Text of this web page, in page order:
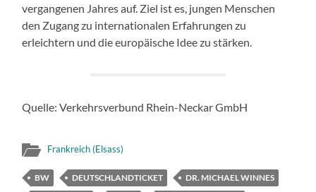
vergangenen Jahres auf. Ziel ist es, jungen Menschen
den Zugang zu internationalen Erfahrungen zu
erleichtern und die europäische Idee zu stärken.
Quelle: Verkehrsverbund Rhein-Neckar GmbH
Frankreich (Elsass)
BW DEUTSCHLANDTICKET
DR. MICHAEL WINNES